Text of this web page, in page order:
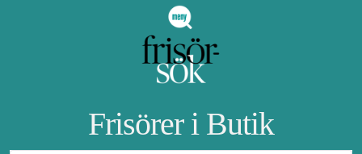
Frisörer i Butik